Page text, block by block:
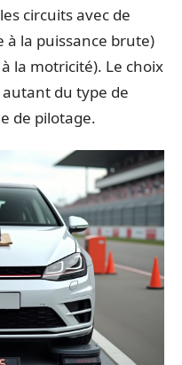
circuits avec de
à la puissance brute)
la motricité). Le choix
du type de
de pilotage.